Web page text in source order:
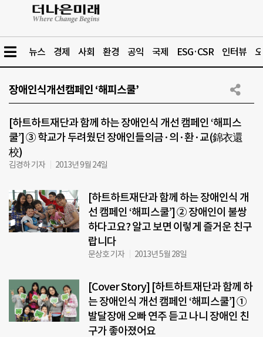
뉴스 경제 사회 환경 공익 국제 ESG·CSR 인터뷰
장애인식개선캠페인 ‘해피스쿨’
[하트하트재단과 함께 하는 장애인식 개선 캠페인 ‘해피스
쿨’] ③ 학교가 두려웠던 장애인들의금·의·환·교(錦衣還
校)
김경하 기자 2013년 9월 24일
[하트하트재단과 함께 하는 장애인식 개
선 캠페인 ‘해피스쿨’] ② 장애인이 불쌍
하다고요? 알고 보면 이렇게 즐거운 친구
랍니다
문상호 기자 2013년 5월 28일
[Cover Story] [하트하트재단과 함께 하
는 장애인식 개선 캠페인 ‘해피스쿨’] ①
발달장애 오빠 연주 듣고 나니 장애인 친
구가 좋아졌어요